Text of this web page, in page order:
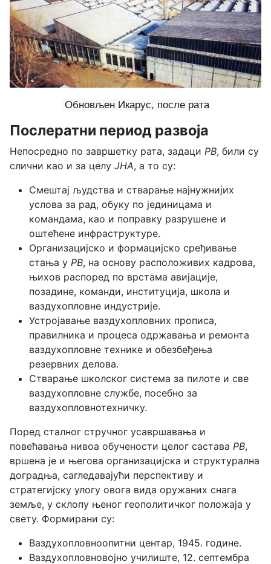
Обновљен Икарус, после рата
Послератни период развоја
Непосредно по завршетку рата, задаци РВ, били су
слични као и за целу ЈНА, а то су:
Смештај људства и стварање најнужнијих
услова за рад, обуку по јединицама и
командама, као и поправку разрушене и
оштећене инфраструктуре.
Организацијско и формацијско сређивање
стања у РВ, на основу расположивих кадрова,
њихов распоред по врстама авијације,
позадине, команди, институција, школа и
ваздухопловне индустрије.
Устројавање ваздухопловних прописа,
правилника и процеса одржавања и ремонта
ваздухопловне технике и обезбеђења
резервних делова.
Стварање школског система за пилоте и све
ваздухопловне службе, посебно за
ваздухопловнотехничку.
Поред сталног стручног усавршавања и
повећавања нивоа обучености целог састава РВ,
вршена је и његова организацијска и структурална
доградња, сагледавајући перспективу и
стратегијску улогу овога вида оружаних снага
земље, у склопу њеног геополитичког положаја у
свету. Формирани су:
Ваздухопловноопитни центар, 1945. године.
Ваздухопловновојно училиште, 12. септембра